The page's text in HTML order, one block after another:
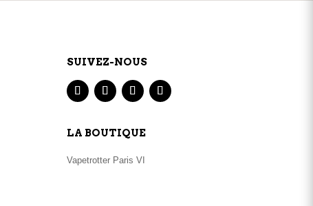
SUIVEZ-NOUS
LA BOUTIQUE
Vapetrotter Paris VI